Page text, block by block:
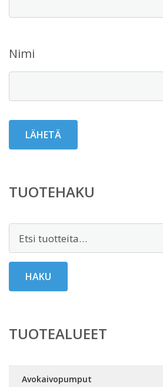
Nimi
TUOTEHAKU
HAKU
TUOTEALUEET
Avokaivopumput